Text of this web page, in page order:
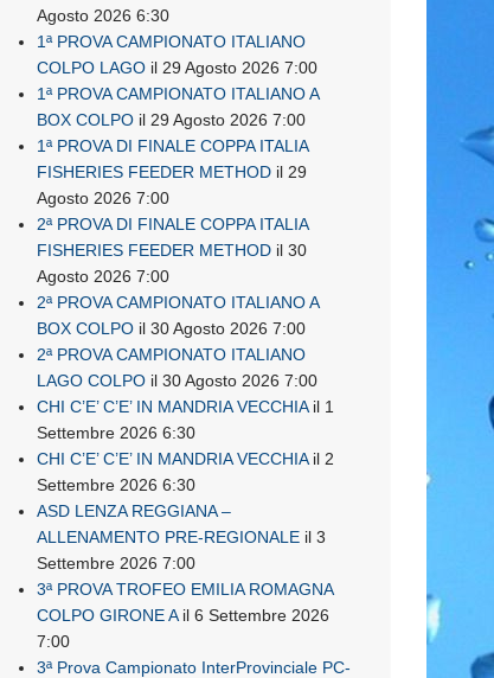
Agosto 2026 6:30
1ª PROVA CAMPIONATO ITALIANO
COLPO LAGO il 29 Agosto 2026 7:00
1ª PROVA CAMPIONATO ITALIANO A
BOX COLPO il 29 Agosto 2026 7:00
1ª PROVA DI FINALE COPPA ITALIA
FISHERIES FEEDER METHOD il 29
Agosto 2026 7:00
2ª PROVA DI FINALE COPPA ITALIA
FISHERIES FEEDER METHOD il 30
Agosto 2026 7:00
2ª PROVA CAMPIONATO ITALIANO A
BOX COLPO il 30 Agosto 2026 7:00
2ª PROVA CAMPIONATO ITALIANO
LAGO COLPO il 30 Agosto 2026 7:00
CHI C’E’ C’E’ IN MANDRIA VECCHIAil 1
Settembre 2026 6:30
CHI C’E’ C’E’ IN MANDRIA VECCHIAil 2
Settembre 2026 6:30
ASD LENZA REGGIANA –
ALLENAMENTO PRE-REGIONALE il 3
Settembre 2026 7:00
3ª PROVA TROFEO EMILIA ROMAGNA
COLPO GIRONE Ail 6 Settembre 2026
7:00
3ª Prova Campionato InterProvinciale PC-